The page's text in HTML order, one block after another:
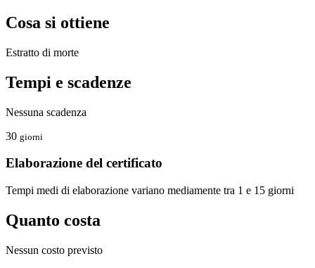
Cosa si ottiene
Estratto di morte
Tempi e scadenze
Nessuna scadenza
30 giorni
Elaborazione del certificato
Tempi medi di elaborazione variano mediamente tra 1 e 15 giorni
Quanto costa
Nessun costo previsto